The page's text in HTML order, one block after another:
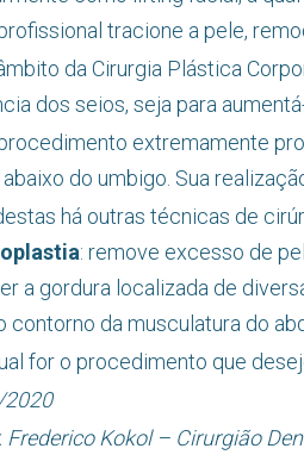
tracione a pele,
da Cirurgia Plástica
dos seios, seja para
extremamente
do umbigo. Sua
há outras técnicas de
: remove excesso de
a gordura localizada de
contorno da musculatura do
for o procedimento que
Frederico Kokol – Cirurgião